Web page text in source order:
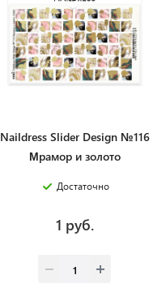
Naildress Slider Design №116
Мрамор и золото
Достаточно
1 руб.